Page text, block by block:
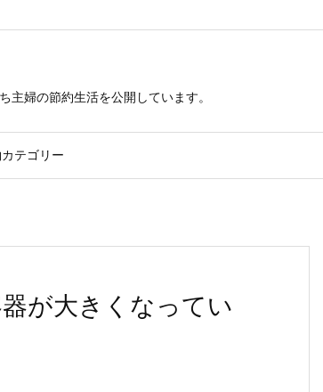
婦の節約生活を公開しています。
テゴリー
が大きくなってい